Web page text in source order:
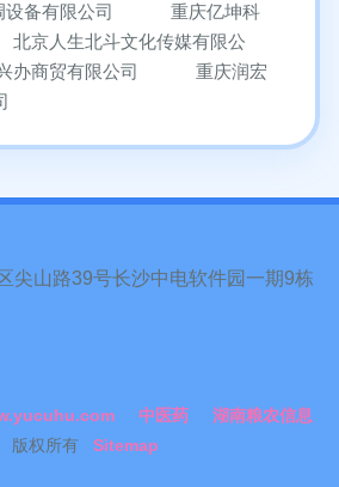
备有限公司
重庆亿坤科
北京人生北斗文化传媒有限公
办商贸有限公司
重庆润宏
尖山路39号长沙中电软件园一期9栋
中医药
湖南粮农信息
版权所有 Sitemap